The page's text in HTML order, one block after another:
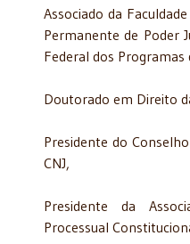
Associado da
Permanente de Poder
Federal dos Programas
Doutorado em Direito
Presidente do
CNJ,
Presidente da
Processual